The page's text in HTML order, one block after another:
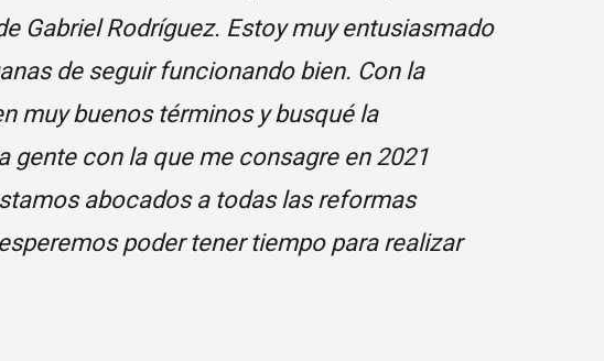
Gabriel Rodríguez. Estoy muy entusiasmado
de seguir funcionando bien. Con la
muy buenos términos y busqué la
gente con la que me consagre en 2021
abocados a todas las reformas
poder tener tiempo para realizar